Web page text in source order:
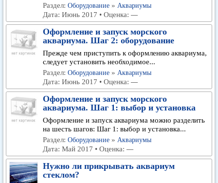
Раздел: Оборудование » Аквариумы
Дата: Июнь 2017 • Оценка: —
Оформление и запуск морского
аквариума. Шаг 2: оборудование
Прежде чем приступить к оформлению аквариума,
следует установить необходимое...
Раздел: Оборудование » Аквариумы
Дата: Июнь 2017 • Оценка: —
Оформление и запуск морского
аквариума. Шаг 1: выбор и установка
Оформление и запуск аквариума можно разделить
на шесть шагов: Шаг 1: выбор и установка...
Раздел: Оборудование » Аквариумы
Дата: Май 2017 • Оценка: —
Нужно ли прикрывать аквариум
стеклом?